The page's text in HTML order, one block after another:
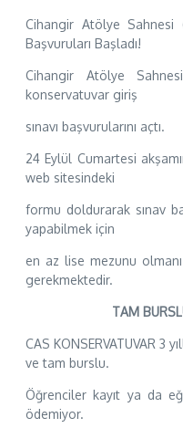
Cihangir Atölye Sahnesi
Başvuruları Başladı!
Cihangir Atölye
konservatuvar giriş
sınavı başvurularını açtı.
24 Eylül Cumartesi
web sitesindeki
formu doldurarak sınav
yapabilmek için
en az lise mezunu
gerekmektedir.
TAM
CAS KONSERVATUVAR 3
ve tam burslu.
Öğrenciler kayıt ya da
ödemiyor.